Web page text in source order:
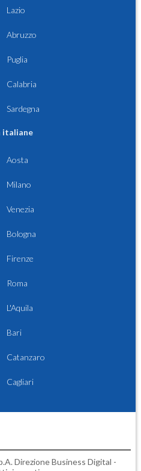
Lazio
Abruzzo
Puglia
Calabria
Sardegna
italiane
Aosta
Milano
Venezia
Bologna
Firenze
Roma
L'Aquila
Bari
Catanzaro
Cagliari
Direzione Business Digital -